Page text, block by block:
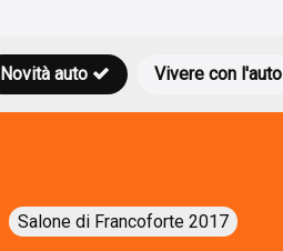
Novità auto Vivere con l'auto
Salone di Francoforte 2017